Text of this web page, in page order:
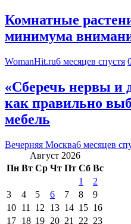
Комнатные
минимума
WomanHit.ru6 месяцев спустя
«Сберечь нервы и
как правильно
мебель
Вечерняя Москва6 месяцев
Август 2026
Пн Вт Ср Чт Пт Сб Вс
1
2
3
4 5 6 7 8
9
10 11 12 13 14 15 16
17 18 19 20 21 22 23